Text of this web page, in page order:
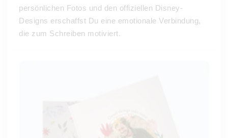
persönlichen Fotos und den offiziellen Disney-
Designs erschaffst Du eine emotionale Verbindung,
die zum Schreiben motiviert.